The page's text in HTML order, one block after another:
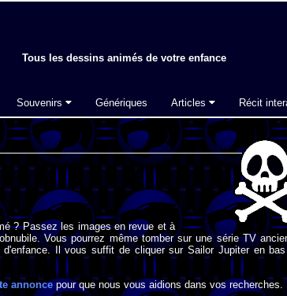
Tous les dessins animés de votre enfance
Souvenirs Génériques Articles Récit
? Passez les images en revue et à
Vous pourrez même tomber sur une série TV
Il vous suffit de cliquer sur Sailor Jupiter en
annonce pour que nous vous aidions dans vos recherches.